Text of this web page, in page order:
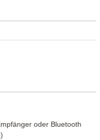
oder Bluetooth